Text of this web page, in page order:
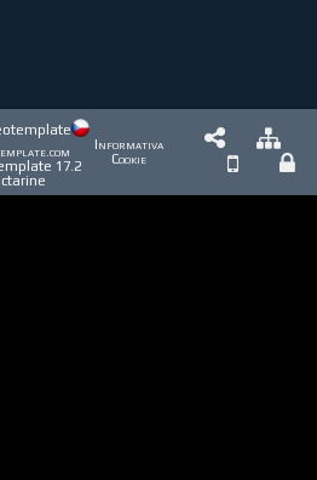
17.2
Informativa
Cookie